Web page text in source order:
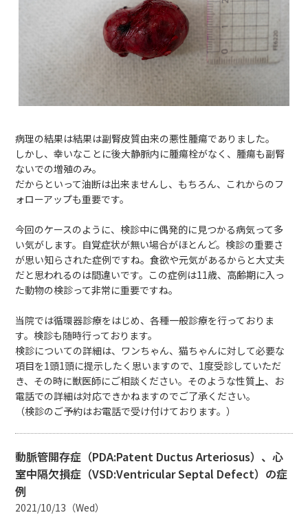
病理の結果は結果は副腎皮質由来の悪性腫瘍でありました。
しかし、幸いなことに後大静脈内に腫瘍栓がなく、腫瘍も副腎
ないでの増殖のみ。
だからといって油断は出来ませんし、もちろん、これからのフ
ォローアップも重要です。
今回のケースのように、検診中に偶発的に見つかる病気って多
い気がします。自覚症状が無い場合がほとんど。検診の重要さ
が思い知らされた症例ですね。食欲や元気があるからと大丈夫
だと思われるのは間違いです。この症例は11歳、高齢期に入っ
た動物の検診って非常に重要ですね。
当院では循環器診療をはじめ、各種一般診療を行っておりま
す。検診も随時行っております。
検診についての詳細は、ワンちゃん、猫ちゃんに対して必要な
項目を1頭1頭に提示したく思いますので、1度受診していただ
き、その時に獣医師にご相談ください。そのような性質上、お
電話での詳細は対応できかねますのでご了承ください。
（検診のご予約はお電話で受け付けております。）
動脈管開存症（PDA:Patent Ductus Arteriosus）、心
室中隔欠損症（VSD:Ventricular Septal Defect）の症
例
2021/10/13（Wed）